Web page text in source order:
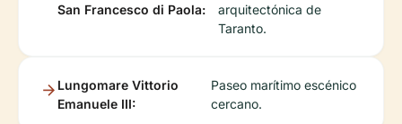
San Francesco di Paola:
arquitectónica de
Taranto.
Lungomare Vittorio
Emanuele III:
Paseo marítimo escénico
cercano.